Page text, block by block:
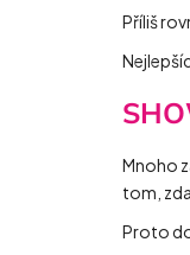
Příliš
Mnoho
tom,
Proto